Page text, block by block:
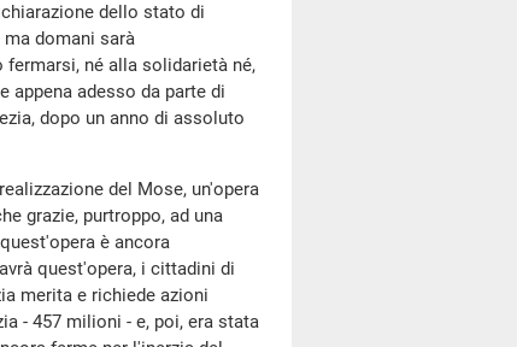
dello stato di
domani sarà
né alla solidarietà né,
appena adesso da parte di
dopo un anno di assoluto
del Mose, un'opera
grazie, purtroppo, ad una
è ancora
quest'opera, i cittadini di
merita e richiede azioni
- 457 milioni - e, poi, era stata